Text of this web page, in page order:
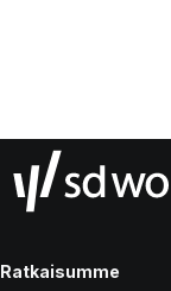
Ratkaisumme